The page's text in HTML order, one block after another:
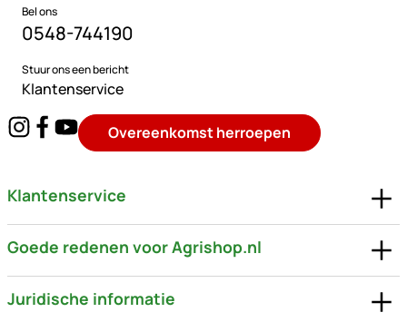
Bel ons
0548-744190
Stuur ons een bericht
Klantenservice
Overeenkomst herroepen
Klantenservice
Goede redenen voor Agrishop.nl
Juridische informatie